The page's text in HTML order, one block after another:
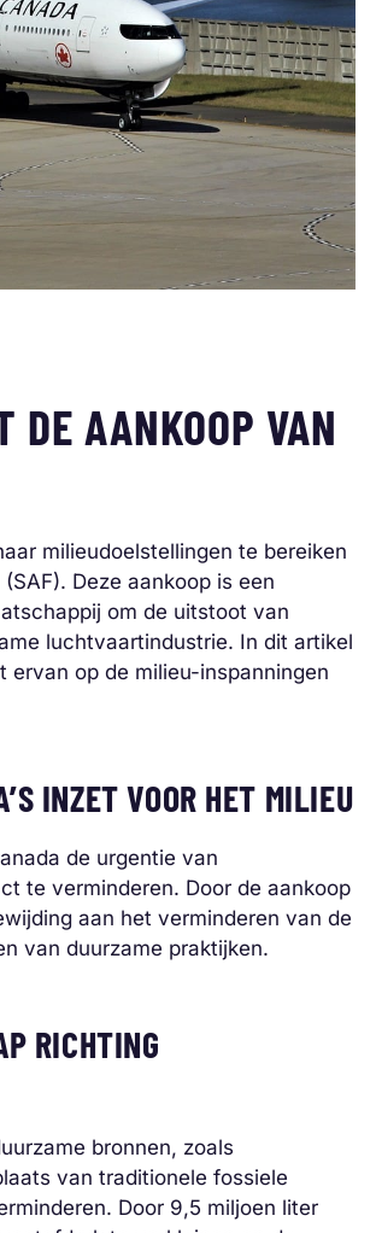
DE AANKOOP VAN
milieudoelstellingen te bereiken
Deze aankoop is een
om de uitstoot van
luchtvaartindustrie. In dit artikel
ervan op de milieu-inspanningen
INZET VOOR HET MILIEU
de urgentie van
te verminderen. Door de aankoop
aan het verminderen van de
van duurzame praktijken.
RICHTING
bronnen, zoals
van traditionele fossiele
Door 9,5 miljoen liter